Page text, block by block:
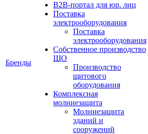
Бренды
B2B-портал для юр. лиц
Поставка
электрооборудования
Поставка
электрооборудования
Собственное производство
ЩО
Производство
щитового
оборудования
Комплексная
молниезащита
Молниезащита
зданий и
сооружений